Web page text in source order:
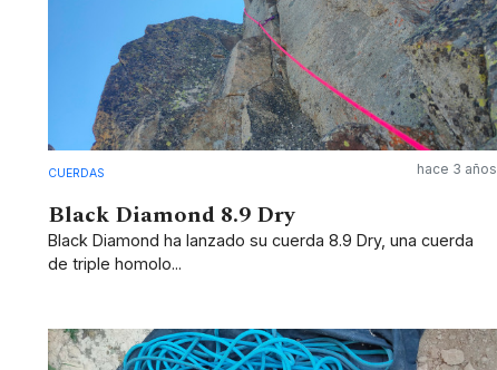
CUERDAS hace 3 años
Black Diamond 8.9 Dry
Black Diamond ha lanzado su cuerda 8.9 Dry, una cuerda
de triple homolo...